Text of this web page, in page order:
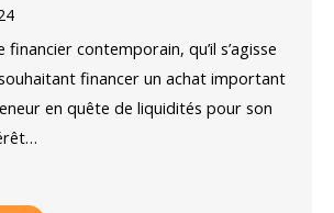
financier contemporain, qu’il s’agisse
financer un achat important
en quête de liquidités pour son